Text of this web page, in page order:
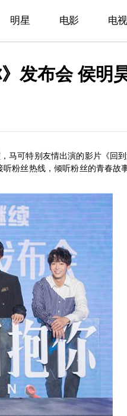
明星 电影 电视
》发布会 侯
马可特别友情出演的影片《回
粉丝热线，倾听粉丝的青春故